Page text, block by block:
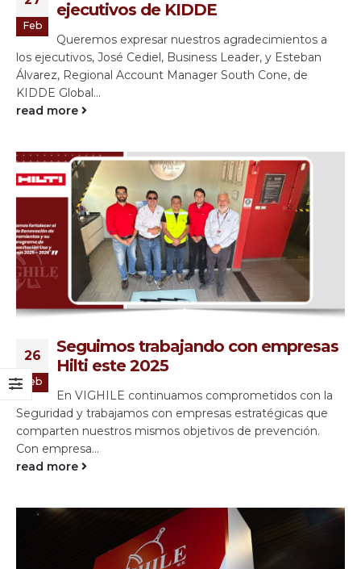
Feb
ejecutivos de KIDDE
Queremos expresar nuestros agradecimientos a
los ejecutivos, José Cediel, Business Leader, y Esteban
Álvarez, Regional Account Manager South Cone, de
KIDDE Global...
read more
26
Feb
Seguimos trabajando con empresas
Hilti este 2025
En VIGHILE continuamos comprometidos con la
Seguridad y trabajamos con empresas estratégicas que
comparten nuestros mismos objetivos de prevención.
Con empresa...
read more